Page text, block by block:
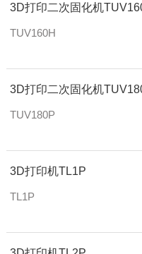
3D打印二次固化机
TUV160H
3D打印二次固化机
TUV180P
3D打印机TL1P
TL1P